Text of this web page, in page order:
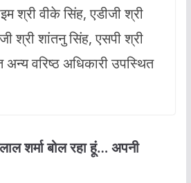
श्री वीके सिंह, एडीजी श्री
श्री शांतनु सिंह, एसपी श्री
अन्य वरिष्ठ अधिकारी उपस्थित
शर्मा बोल रहा हूं… अपनी